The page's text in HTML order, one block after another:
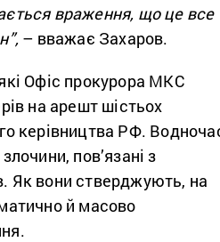
враження, що це все
– вважає Захаров.
Офіс прокурора МКС
на арешт шістьох
керівництва РФ.
пов’язані з
Як вони стверджують, на
й масово